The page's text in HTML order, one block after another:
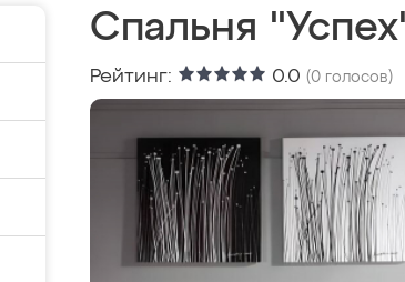
Спальня
Рейтинг: 0.0 (0 голосов)